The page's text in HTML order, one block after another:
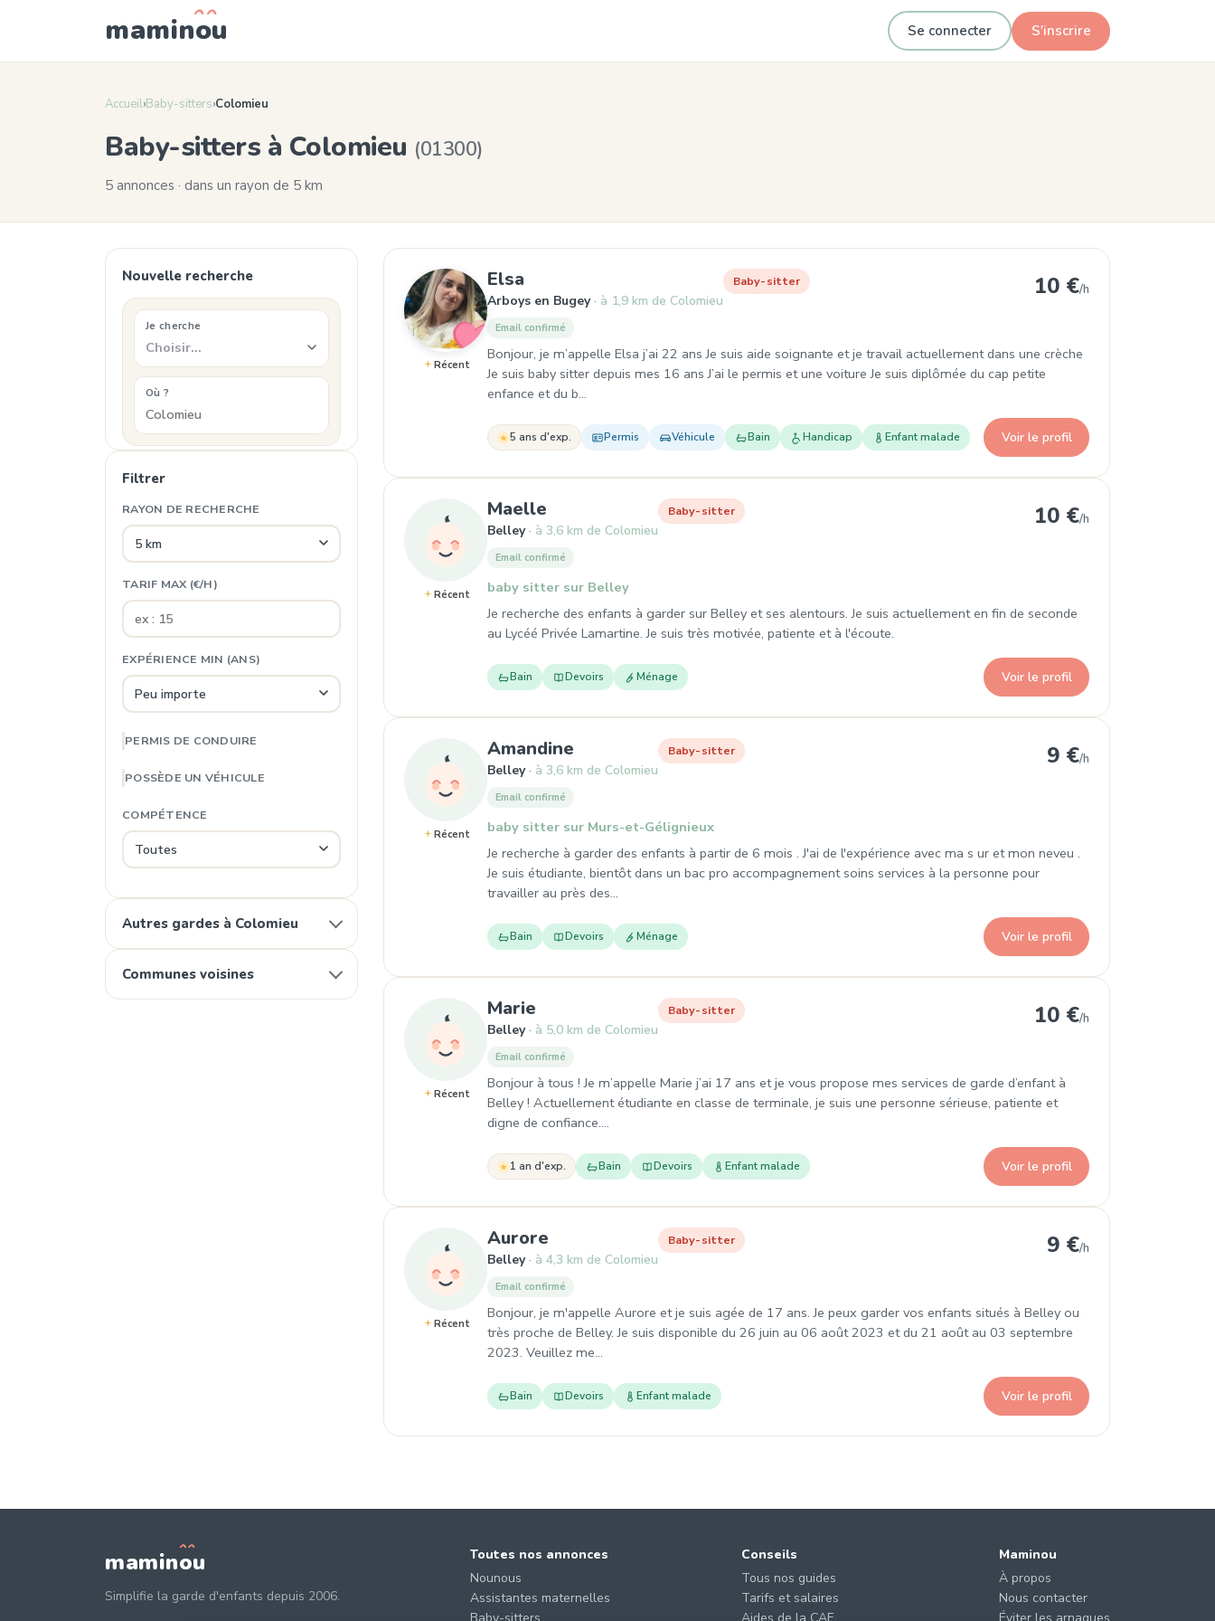
maminou Se connecter S'inscrire
Accueil›Baby-sitters›Colomieu
Baby-sitters à Colomieu (01300)
5 annonces · dans un rayon de 5 km
Nouvelle recherche
Je cherche
Choisir…
Où ?
Filtrer
RAYON DE RECHERCHE
TARIF MAX (€/H)
EXPÉRIENCE MIN (ANS)
PERMIS DE CONDUIRE
POSSÈDE UN VÉHICULE
COMPÉTENCE
Autres gardes à Colomieu
Communes voisines
Récent
Elsa , Baby-sitter à Arboys en Bugey
Arboys en Bugey à 1,9 km de Colomieu
Baby-sitter 10 €/h
Email confirmé
Bonjour, je m’appelle Elsa j’ai 22 ans Je suis aide soignante et je travail actuellement dans une crèche
Je suis baby sitter depuis mes 16 ans J’ai le permis et une voiture Je suis diplômée du cap petite
enfance et du b…
5 ans d'exp. Permis Véhicule Bain Handicap Enfant malade Voir le profil
Récent
Maelle , Baby-sitter à Belley
Belley à 3,6 km de Colomieu
Baby-sitter 10 €/h
Email confirmé
baby sitter sur Belley
Je recherche des enfants à garder sur Belley et ses alentours. Je suis actuellement en fin de seconde
au Lycéé Privée Lamartine. Je suis très motivée, patiente et à l'écoute.
Bain Devoirs Ménage Voir le profil
Récent
Amandine , Baby-sitter à Belley
Belley à 3,6 km de Colomieu
Baby-sitter 9 €/h
Email confirmé
baby sitter sur Murs-et-Gélignieux
Je recherche à garder des enfants à partir de 6 mois . J'ai de l'expérience avec ma s ur et mon neveu .
Je suis étudiante, bientôt dans un bac pro accompagnement soins services à la personne pour
travailler au près des…
Bain Devoirs Ménage Voir le profil
Récent
Marie , Baby-sitter à Belley
Belley à 5,0 km de Colomieu
Baby-sitter 10 €/h
Email confirmé
Bonjour à tous ! Je m’appelle Marie j’ai 17 ans et je vous propose mes services de garde d’enfant à
Belley ! Actuellement étudiante en classe de terminale, je suis une personne sérieuse, patiente et
digne de confiance.…
1 an d'exp. Bain Devoirs Enfant malade Voir le profil
Récent
Aurore , Baby-sitter à Belley
Belley à 4,3 km de Colomieu
Baby-sitter 9 €/h
Email confirmé
Bonjour, je m'appelle Aurore et je suis agée de 17 ans. Je peux garder vos enfants situés à Belley ou
très proche de Belley. Je suis disponible du 26 juin au 06 août 2023 et du 21 août au 03 septembre
2023. Veuillez me…
Bain Devoirs Enfant malade Voir le profil
maminou
Simplifie la garde d'enfants depuis 2006.
Toutes nos annonces
Nounous
Assistantes maternelles
Conseils
Tous nos guides
Tarifs et salaires
Maminou
À propos
Nous contacter